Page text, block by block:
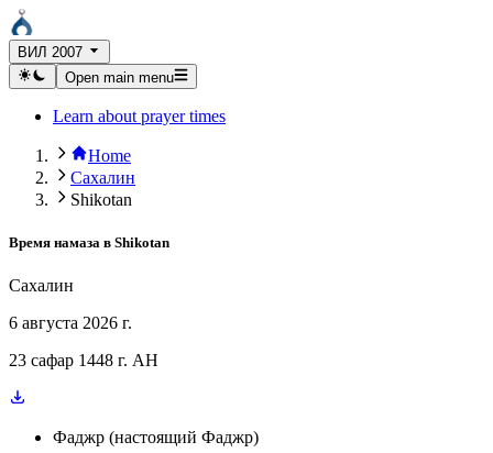
ВИЛ 2007
Open main menu
Learn about prayer times
Home
Сахалин
Shikotan
Время намаза в Shikotan
Сахалин
6 августа 2026 г.
23 сафар 1448 г. AH
Фаджр (настоящий Фаджр)